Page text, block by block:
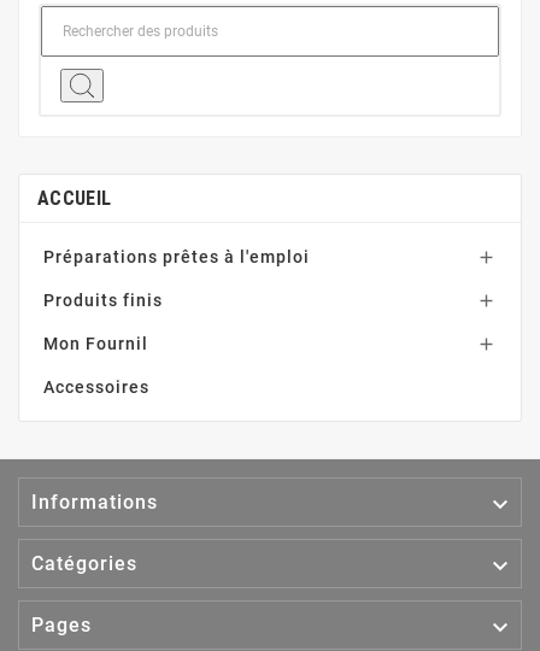
ACCUEIL
Préparations prêtes à l'emploi 
Produits finis 
Mon Fournil 
Accessoires
Informations 
Catégories 
Pages 